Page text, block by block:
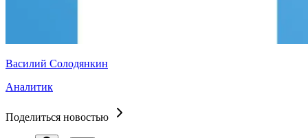
Василий Солодянкин
Аналитик
Поделиться новостью